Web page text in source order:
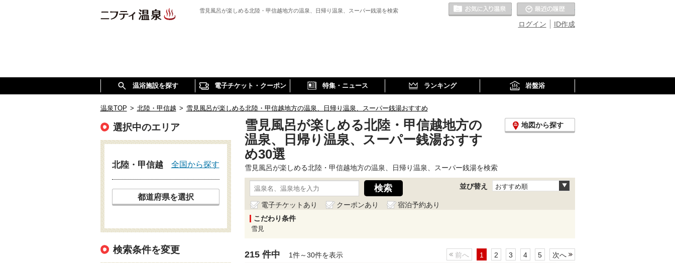
雪見風呂が楽しめる北陸・甲信越地方の温泉、日帰り温泉、スーパー銭湯を検索
ID作成
ログイン
お気に入りの温泉
温浴施設を探す 電子チケット・クーポン 特集・ニュース ランキング 岩盤浴
温泉TOP > 北陸・甲信越 > 雪見風呂が楽しめる北陸・甲信越地方の温泉、日帰り温泉、スーパー銭湯おすすめ
雪見風呂が楽しめる北陸・甲信越地方の
温泉、日帰り温泉、スーパー銭湯おすす
め30選
地図から探す
雪見風呂が楽しめる北陸・甲信越地方の温泉、日帰り温泉、スーパー銭湯を検索
並び替え おすすめ順
電子チケットあり クーポンあり
宿泊予約あり
こだわり条件
雪見
215 件中 1件～30件を表示 前へ 1 2 3 4 5 次へ
選択中のエリア
北陸・甲信越 全国から探す
都道府県を選択
検索条件を変更